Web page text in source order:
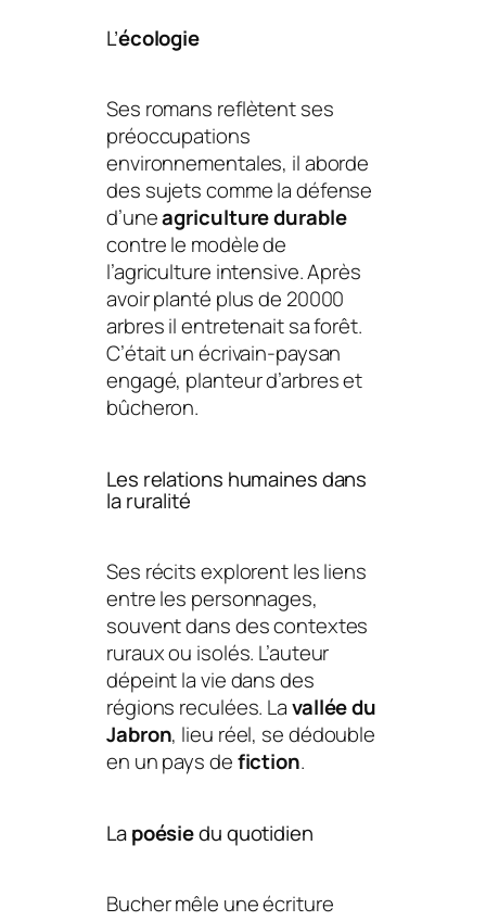
L’écologie
Ses romans reflètent ses
préoccupations
environnementales, il aborde
des sujets comme la défense
d’uneagriculture durable
contre le modèle de
l’agriculture intensive. Après
avoir planté plus de 20000
arbres il entretenait sa forêt.
C’était un écrivain-paysan
engagé, planteur d’arbres et
bûcheron.
Les relations humaines dans
la ruralité
Ses récits explorent les liens
entre les personnages,
souvent dans des contextes
ruraux ou isolés. L’auteur
dépeint la vie dans des
régions reculées. Lavallée du
Jabron, lieu réel, se dédouble
en un pays defiction.
Lapoésiedu quotidien
Bucher mêle une écriture